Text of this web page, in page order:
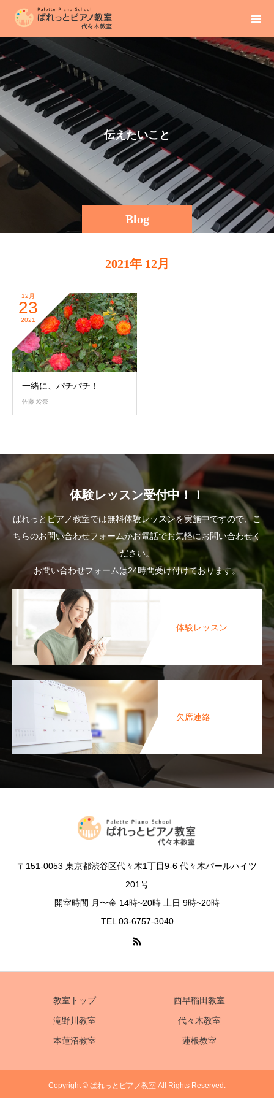
Blog
伝えたい こ と
そ
2021年 12月
12月
23
2021
一緒に、パチパチ！
佐藤 玲奈
体験レッスン受付中！！
ぱれっとピアノ教室では無料体験レッスンを実施中ですので、こ
ちらのお問い合わせフォームかお電話でお気軽にお問い合わせく
ださい。
お問い合わせフォームは24時間受け付けております。
体験レッスン
欠席連絡
〒151-0053 東京都渋谷区代々木1丁目9-6 代々木パールハイツ
201号
開室時間 月〜金 14時~20時 土日 9時~20時
TEL 03-6757-3040
教室トップ 西早稲田教室
滝野川教室 代々木教室
本蓮沼教室 蓮根教室
Copyright © ぱれっとピアノ教室 All Rights Reserved.
電話 体験レッスンお申込み アクセス